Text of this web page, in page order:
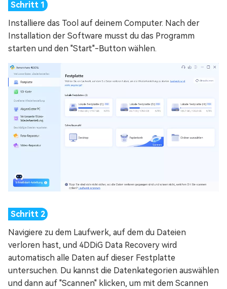
Installiere das Tool auf deinem Computer. Nach der
Installation der Software musst du das Programm
starten und den "Start"-Button wählen.
Navigiere zu dem Laufwerk, auf dem du Dateien
verloren hast, und 4DDiG Data Recovery wird
automatisch alle Daten auf dieser Festplatte
untersuchen. Du kannst die Datenkategorien auswählen
und dann auf "Scannen" klicken, um mit dem Scannen